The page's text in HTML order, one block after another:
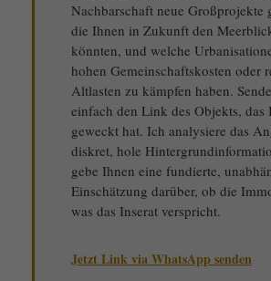
Nachbarschaft neue Großprojekte
die Ihnen in Zukunft den
könnten, und welche
hohen Gemeinschaftskosten oder
Altlasten zu kämpfen haben.
einfach den Link des Objekts, das
geweckt hat. Ich analysiere das
diskret, hole
gebe Ihnen eine fundierte,
Einschätzung darüber, ob die
was das Inserat verspricht.
Jetzt Link via WhatsApp senden